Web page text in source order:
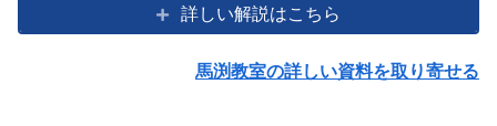
詳しい解説はこちら
馬渕教室の詳しい資料を取り寄せる